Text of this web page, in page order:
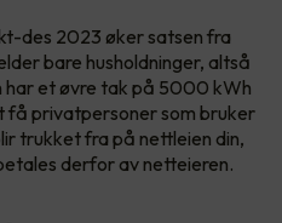
des 2023 øker satsen fra
bare husholdninger, altså
et øvre tak på 5000 kWh
privatpersoner som bruker
trukket fra på nettleien din,
derfor av netteieren.